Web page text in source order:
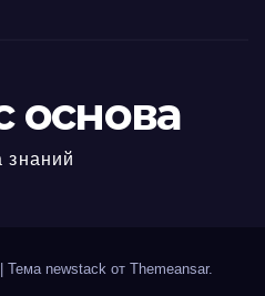
основа
знаний
Тема newstack от Themeansar.